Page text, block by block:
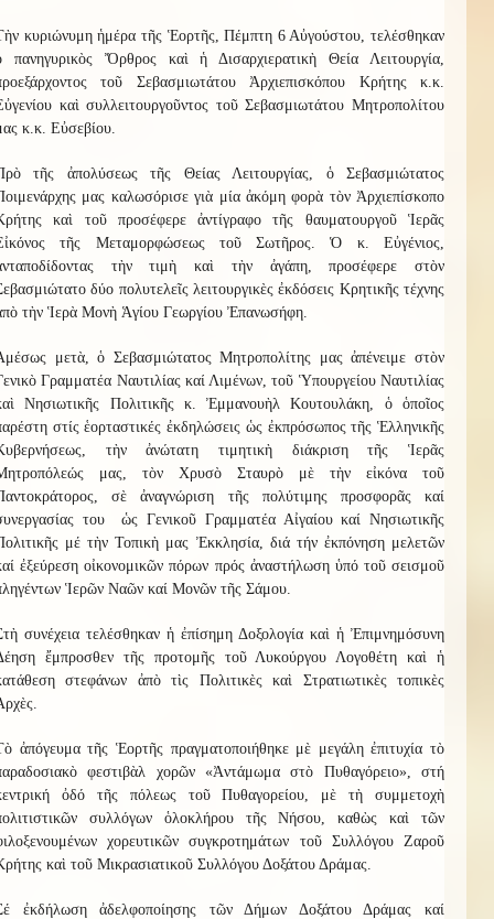
κυριώνυμη ἡμέρα τῆς Ἑορτῆς, Πέμπτη 6 Αὐγούστου, τελέσθηκαν
πανηγυρικὸς Ὄρθρος καὶ ἡ Δισαρχιερατικὴ Θεία Λειτουργία,
τοῦ Σεβασμιωτάτου Ἀρχιεπισκόπου Κρήτης κ.κ.
καὶ συλλειτουργοῦντος τοῦ Σεβασμιωτάτου Μητροπολίτου
κ.κ. Εὐσεβίου.
τῆς ἀπολύσεως τῆς Θείας Λειτουργίας, ὁ Σεβασμιώτατος
μας καλωσόρισε γιὰ μία ἀκόμη φορὰ τὸν Ἀρχιεπίσκοπο
καὶ τοῦ προσέφερε ἀντίγραφο τῆς θαυματουργοῦ Ἱερᾶς
τῆς Μεταμορφώσεως τοῦ Σωτῆρος. Ὁ κ. Εὐγένιος,
τὴν τιμὴ καὶ τὴν ἀγάπη, προσέφερε στὸν
δύο πολυτελεῖς λειτουργικὲς ἐκδόσεις Κρητικῆς τέχνης
τὴν Ἱερὰ Μονὴ Ἁγίου Γεωργίου Ἐπανωσήφη.
μετὰ, ὁ Σεβασμιώτατος Μητροπολίτης μας ἀπένειμε στὸν
Γραμματέα Ναυτιλίας καί Λιμένων, τοῦ Ὑπουργείου Ναυτιλίας
Νησιωτικῆς Πολιτικῆς κ. Ἐμμανουὴλ Κουτουλάκη, ὁ ὁποῖος
στίς ἑορταστικές ἐκδηλώσεις ὡς ἐκπρόσωπος τῆς Ἑλληνικῆς
τὴν ἀνώτατη τιμητικὴ διάκριση τῆς Ἱερᾶς
μας, τὸν Χρυσὸ Σταυρὸ μὲ τὴν εἰκόνα τοῦ
σὲ ἀναγνώριση τῆς πολύτιμης προσφορᾶς καί
του ὡς Γενικοῦ Γραμματέα Αἰγαίου καί Νησιωτικῆς
μέ τὴν Τοπικὴ μας Ἐκκλησία, διά τήν ἐκπόνηση μελετῶν
ἐξεύρεση οἰκονομικῶν πόρων πρός ἀναστήλωση ὑπό τοῦ σεισμοῦ
Ἱερῶν Ναῶν καί Μονῶν τῆς Σάμου.
συνέχεια τελέσθηκαν ἡ ἐπίσημη Δοξολογία καὶ ἡ Ἐπιμνημόσυνη
ἔμπροσθεν τῆς προτομῆς τοῦ Λυκούργου Λογοθέτη καὶ ἡ
στεφάνων ἀπὸ τὶς Πολιτικὲς καὶ Στρατιωτικὲς τοπικὲς
ἀπόγευμα τῆς Ἑορτῆς πραγματοποιήθηκε μὲ μεγάλη ἐπιτυχία τὸ
φεστιβὰλ χορῶν «Ἀντάμωμα στὸ Πυθαγόρειο», στή
ὀδό τῆς πόλεως τοῦ Πυθαγορείου, μὲ τὴ συμμετοχὴ
συλλόγων ὁλοκλήρου τῆς Νήσου, καθὼς καὶ τῶν
χορευτικῶν συγκροτημάτων τοῦ Συλλόγου Ζαροῦ
καὶ τοῦ Μικρασιατικοῦ Συλλόγου Δοξάτου Δράμας.
ἐκδήλωση ἀδελφοποίησης τῶν Δήμων Δοξάτου Δράμας καί